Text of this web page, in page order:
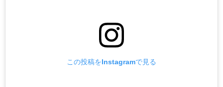
この投稿をInstagramで見る